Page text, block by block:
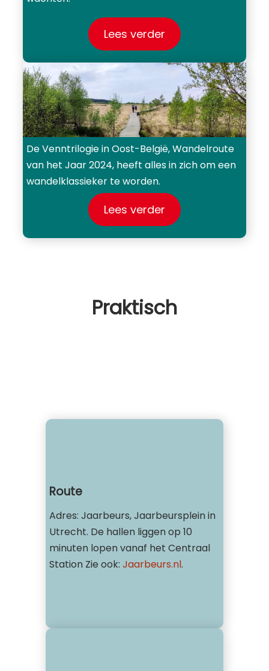
Lees verder
De Venntrilogie in Oost-België, Wandelroute
van het Jaar 2024, heeft alles in zich om een
wandelklassieker te worden.
Lees verder
Praktisch
Route
Adres: Jaarbeurs, Jaarbeursplein in
Utrecht. De hallen liggen op 10
minuten lopen vanaf het Centraal
Station Zie ook: Jaarbeurs.nl.